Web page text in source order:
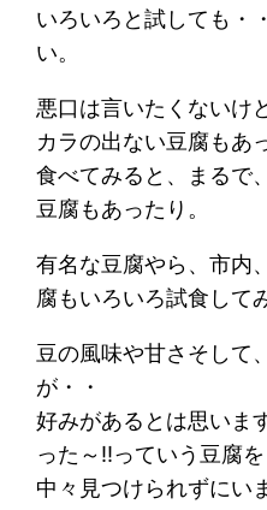
いろいろと試しても・
い。
悪口は言いたくないけ
カラの出ない豆腐もあ
食べてみると、まるで
豆腐もあったり。
有名な豆腐やら、市内
腐もいろいろ試食して
豆の風味や甘さそして
が・・
好みがあるとは思いま
った～!!っていう豆腐を
中々見つけられずにい